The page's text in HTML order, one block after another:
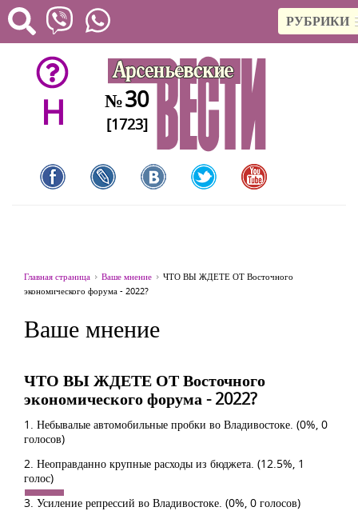
РУБРИКИ
H №30
[1723]
Главная страница Ваше мнение
ЧТО ВЫ ЖДЕТЕ ОТ Восточного
экономического форума - 2022?
Ваше мнение
ЧТО ВЫ ЖДЕТЕ ОТ Восточного
экономического форума - 2022?
1. Небывалые автомобильные пробки во Владивостоке. (0%, 0
голосов)
2. Неоправданно крупные расходы из бюджета. (12.5%, 1
голос)
3. Усиление репрессий во Владивостоке. (0%, 0 голосов)